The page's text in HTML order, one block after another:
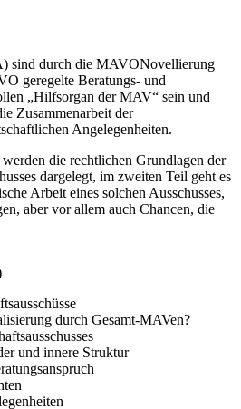
sind durch die MAVONovellierung
geregelte Beratungs- und
„Hilfsorgan der MAV“ sein und
Zusammenarbeit der
Angelegenheiten.
die rechtlichen Grundlagen der
dargelegt, im zweiten Teil geht es
Arbeit eines solchen Ausschusses,
aber vor allem auch Chancen, die
durch Gesamt-MAVen?
und innere Struktur